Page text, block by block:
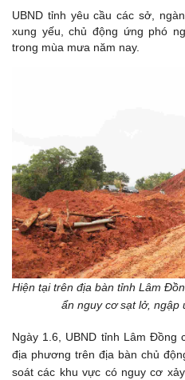
UBND tỉnh yêu cầu các sở,
xung yếu, chủ động ứng phó
trong mùa mưa năm nay.
Hiện tại trên địa bàn tỉnh Lâm
ẩn nguy cơ sạt lở, ngập
Ngày 1.6, UBND tỉnh Lâm Đồng
địa phương trên địa bàn chủ
soát các khu vực có nguy cơ